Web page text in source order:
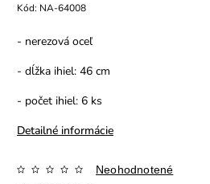
Kód: NA-64008
- nerezová oceľ
- dĺžka ihiel: 46 cm
- počet ihiel: 6 ks
Detailné informácie
Neohodnotené